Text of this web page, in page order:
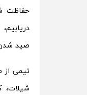
حفاظت
صید
شیلات،